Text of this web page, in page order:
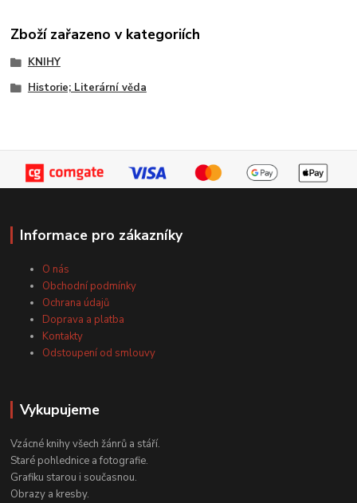
Zboží zařazeno v kategoriích
KNIHY
Historie; Literární věda
Informace pro zákazníky
O nás
Obchodní podmínky
Ochrana údajů
Doprava a platba
Kontakty
Odstoupení od smlouvy
Vykupujeme
Vzácné knihy všech žánrů a stáří.
Staré pohlednice a fotografie.
Grafiku starou i současnou.
Obrazy a kresby.